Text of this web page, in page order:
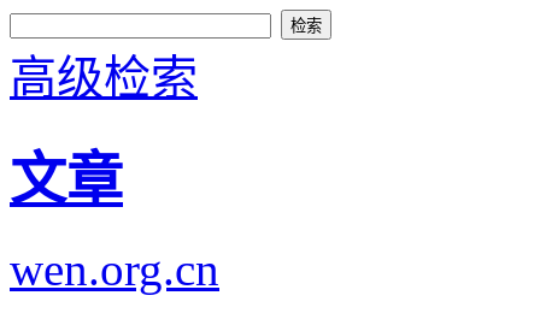
高级检索
文章
wen.org.cn